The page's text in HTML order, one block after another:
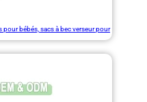
bébés, sacs à bec verseur pour